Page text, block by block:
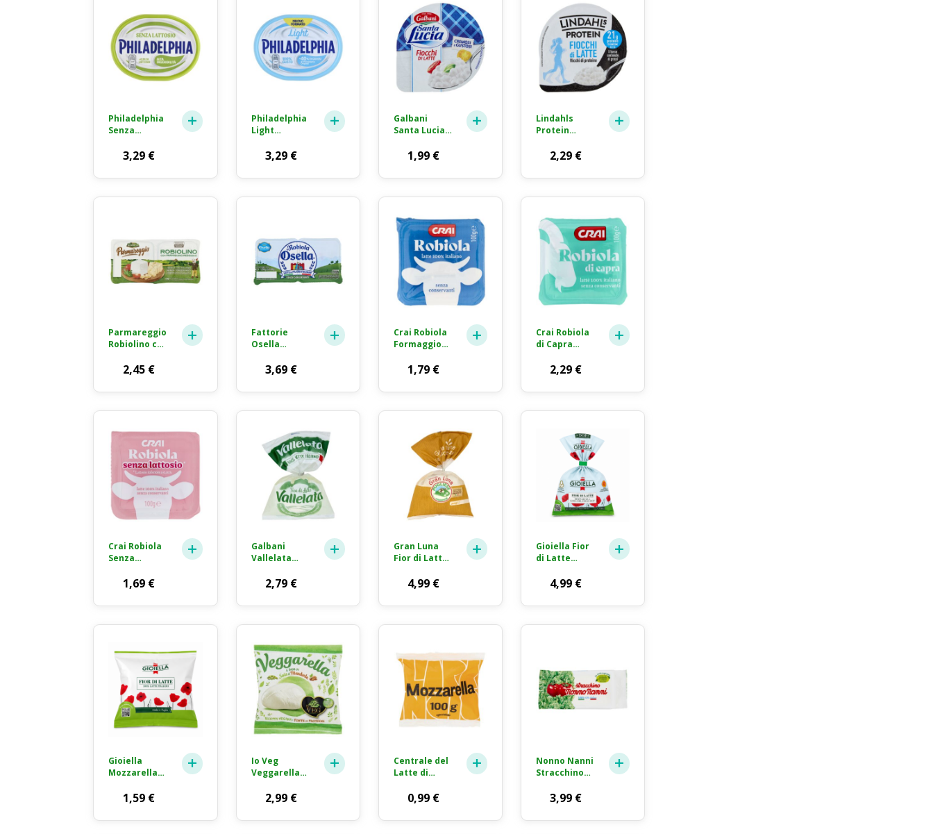
Philadelphia
Senza
Formaggio
Spalmabile
3,29 €
Philadelphia
Light
Fresco
210g
3,29 €
Galbani
Santa Lucia
Latte
Fresco 180g
1,99 €
Lindahls
Protein
Latte High
2,29 €
Parmareggio
Robiolino con
Reggiano
Fresco
2x60g
2,45 €
Fattorie
Osella
Formaggio
2x100g
3,69 €
Crai Robiola
Formaggio
1,79 €
Crai Robiola
di Capra
Fresco 100g
2,29 €
Crai Robiola
Senza
Formaggio
1,69 €
Galbani
Vallelata
Fior di Latte
180g
2,79 €
Gran Luna
Fior di Latte
Pugliese
4,99 €
Gioiella Fior
di Latte
Gioia del
250g
4,99 €
Gioiella
Mozzarella
Formaggio
1,59 €
Io Veg
Veggarella
Vegetale alla
125g
2,99 €
Centrale del
Latte di
Tapporosso
Fior di Latte
0,99 €
Nonno Nanni
Stracchino
Fresco 250g
3,99 €